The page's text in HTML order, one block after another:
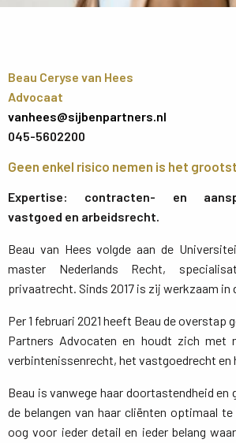
Beau Ceryse van Hees
Advocaat
vanhees@sijbenpartners.nl
045-5602200
Geen enkel risico nemen is het
Expertise: contracten- en
vastgoed en arbeidsrecht.
Beau van Hees volgde aan de
master Nederlands Recht,
privaatrecht. Sinds 2017 is zij werkzaam
Per 1 februari 2021 heeft Beau de overstap
Partners Advocaten en houdt zich met
verbintenissenrecht, het vastgoedrecht en
Beau is vanwege haar doortastendheid en
de belangen van haar cliënten optimaal
oog voor ieder detail en ieder belang